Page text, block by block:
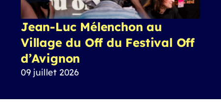
Jean-Luc Mélenchon au
Village du Off du Festival Off
d’Avignon
09 juillet 2026